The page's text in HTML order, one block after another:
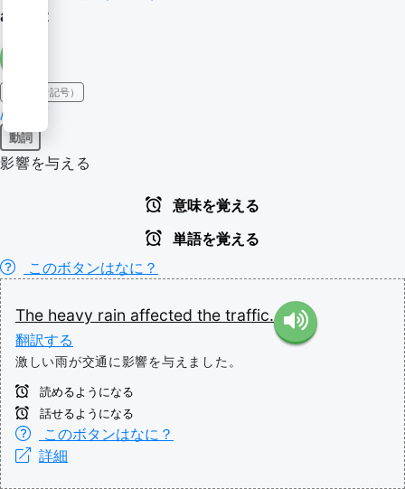
affect
IPA（発音記号）
/əˈfɛkt/
動詞
影響を与える
意味を覚える
単語を覚える
このボタンはなに？
The heavy rain affected the traffic.
翻訳する
激しい雨が交通に影響を与えました。
読めるようになる
話せるようになる
このボタンはなに？
詳細